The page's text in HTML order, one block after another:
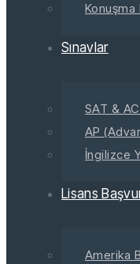
Konuşma
Sınavlar
SAT &
AP
İngilizce
Lisans
Amerika